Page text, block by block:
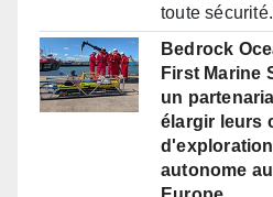
toute
Bedrock
First Marine
un
élargir leurs
autonome